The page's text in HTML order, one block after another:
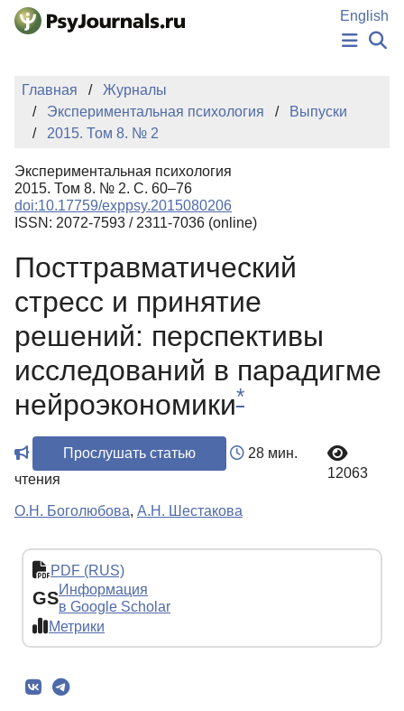
Перейти к основному содержанию
English
НОВОСТИ
КЛЮЧЕВЫЕ СЛОВА
Регистрация
Главная
Журналы
Экспериментальная психология
Выпуски
2015. Том 8. № 2
Экспериментальная психология
2015. Том 8. № 2. С. 60–76
doi:10.17759/exppsy.2015080206
ISSN: 2072-7593 / 2311-7036 (online)
Посттравматический
стресс и принятие
решений: перспективы
исследований в парадигме
нейроэкономики*
Прослушать статью
28 мин.
чтения
12063
О.Н. Боголюбова, А.Н. Шестакова
PDF (RUS)
GSИнформация
в Google Scholar
Метрики